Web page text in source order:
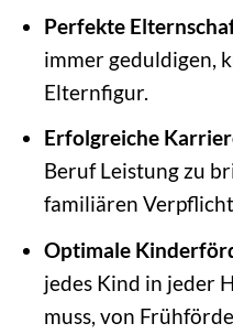
Perfekte
immer geduldigen,
Elternfigur.
Erfolgreiche
Beruf Leistung zu
familiären
Optimale
jedes Kind in jeder
muss, von